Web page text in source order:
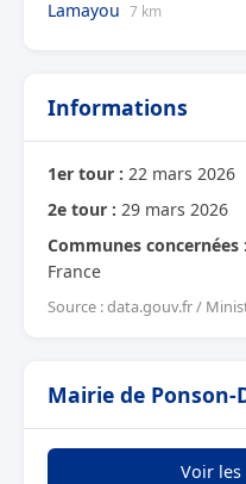
Lamayou 7 km
Informations
1er tour : 22 mars 2026
2e tour : 29 mars 2026
Communes concernées :
France
Source : data.gouv.fr /
Mairie de Ponson-
Voir